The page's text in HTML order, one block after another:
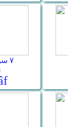
٧ سورة الأعراف